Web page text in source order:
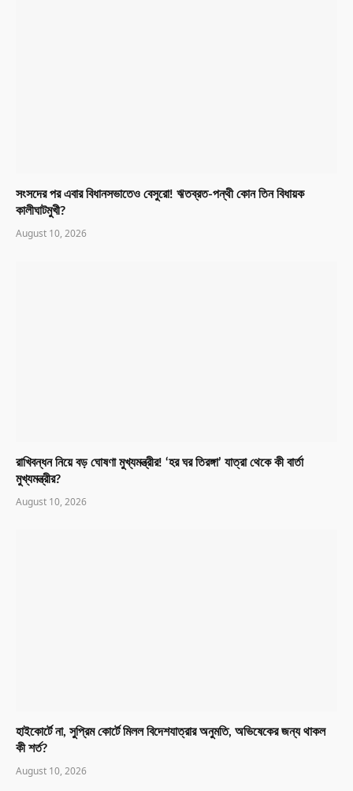
সংসদের পর এবার বিধানসভাতেও বেসুরো! ঋতব্রত-পন্থী কোন তিন বিধায়ক
কালীঘাটমুখী?
August 10, 2026
রাখিবন্ধন নিয়ে বড় ঘোষণা মুখ্যমন্ত্রীর! ‘হর ঘর তিরঙ্গা’ যাত্রা থেকে কী বার্তা
মুখ্যমন্ত্রীর?
August 10, 2026
হাইকোর্টে না, সুপ্রিম কোর্টে মিলল বিদেশযাত্রার অনুমতি, অভিষেকের জন্য থাকল
কী শর্ত?
August 10, 2026